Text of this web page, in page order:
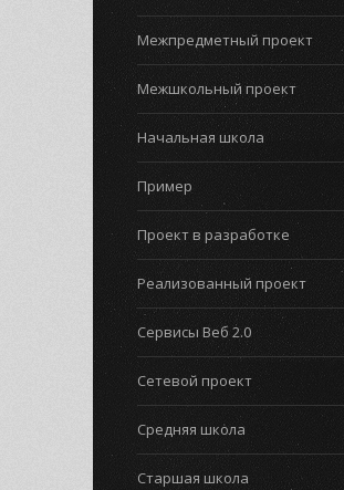
Межпредметный проект
Межшкольный проект
Начальная школа
Пример
Проект в разработке
Реализованный проект
Сервисы Веб 2.0
Сетевой проект
Средняя школа
Старшая школа